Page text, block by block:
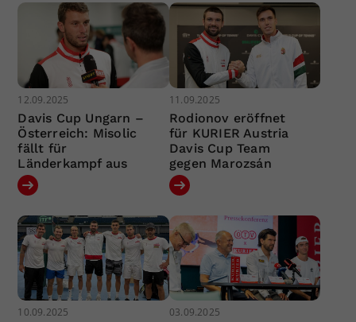
12.09.2025
Davis Cup Ungarn –
Österreich: Misolic
fällt für
Länderkampf aus
11.09.2025
Rodionov eröffnet
für KURIER Austria
Davis Cup Team
gegen Marozsán
10.09.2025 03.09.2025